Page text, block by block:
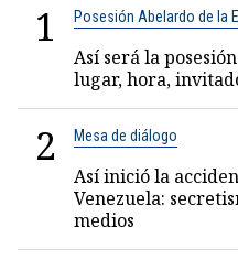
1 Posesión Abelardo de la
Así será la
lugar, hora,
2 Mesa de diálogo
Así inició la
Venezuela:
medios